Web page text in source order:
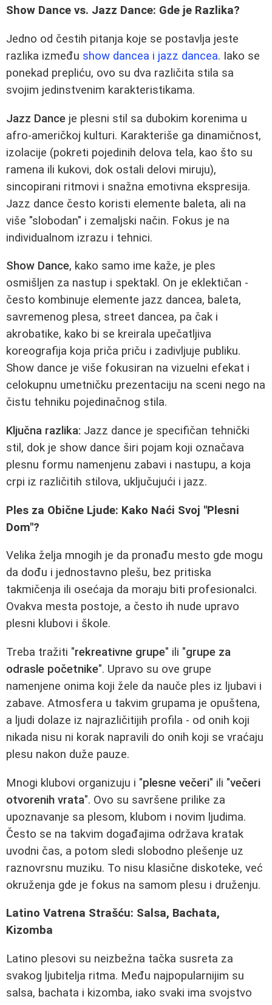
Show Dance vs. Jazz Dance: Gde je Razlika?
Jedno od čestih pitanja koje se postavlja jeste
razlika između show dancea i jazz dancea. Iako se
ponekad prepliću, ovo su dva različita stila sa
svojim jedinstvenim karakteristikama.
Jazz Dance je plesni stil sa dubokim korenima u
afro-američkoj kulturi. Karakteriše ga dinamičnost,
izolacije (pokreti pojedinih delova tela, kao što su
ramena ili kukovi, dok ostali delovi miruju),
sincopirani ritmovi i snažna emotivna ekspresija.
Jazz dance često koristi elemente baleta, ali na
više "slobodan" i zemaljski način. Fokus je na
individualnom izrazu i tehnici.
Show Dance, kako samo ime kaže, je ples
osmišljen za nastup i spektakl. On je eklektičan -
često kombinuje elemente jazz dancea, baleta,
savremenog plesa, street dancea, pa čak i
akrobatike, kako bi se kreirala upečatljiva
koreografija koja priča priču i zadivljuje publiku.
Show dance je više fokusiran na vizuelni efekat i
celokupnu umetničku prezentaciju na sceni nego na
čistu tehniku pojedinačnog stila.
Ključna razlika: Jazz dance je specifičan tehnički
stil, dok je show dance širi pojam koji označava
plesnu formu namenjenu zabavi i nastupu, a koja
crpi iz različitih stilova, uključujući i jazz.
Ples za Obične Ljude: Kako Naći Svoj "Plesni
Dom"?
Velika želja mnogih je da pronađu mesto gde mogu
da dođu i jednostavno plešu, bez pritiska
takmičenja ili osećaja da moraju biti profesionalci.
Ovakva mesta postoje, a često ih nude upravo
plesni klubovi i škole.
Treba tražiti "rekreativne grupe" ili "grupe za
odrasle početnike". Upravo su ove grupe
namenjene onima koji žele da nauče ples iz ljubavi i
zabave. Atmosfera u takvim grupama je opuštena,
a ljudi dolaze iz najrazličitijih profila - od onih koji
nikada nisu ni korak napravili do onih koji se vraćaju
plesu nakon duže pauze.
Mnogi klubovi organizuju i "plesne večeri" ili "večeri
otvorenih vrata". Ovo su savršene prilike za
upoznavanje sa plesom, klubom i novim ljudima.
Često se na takvim događajima održava kratak
uvodni čas, a potom sledi slobodno plešenje uz
raznovrsnu muziku. To nisu klasične diskoteke, već
okruženja gde je fokus na samom plesu i druženju.
Latino Vatrena Strašću: Salsa, Bachata,
Kizomba
Latino plesovi su neizbežna tačka susreta za
svakog ljubitelja ritma. Među najpopularnijim su
salsa, bachata i kizomba, iako svaki ima svojstvo